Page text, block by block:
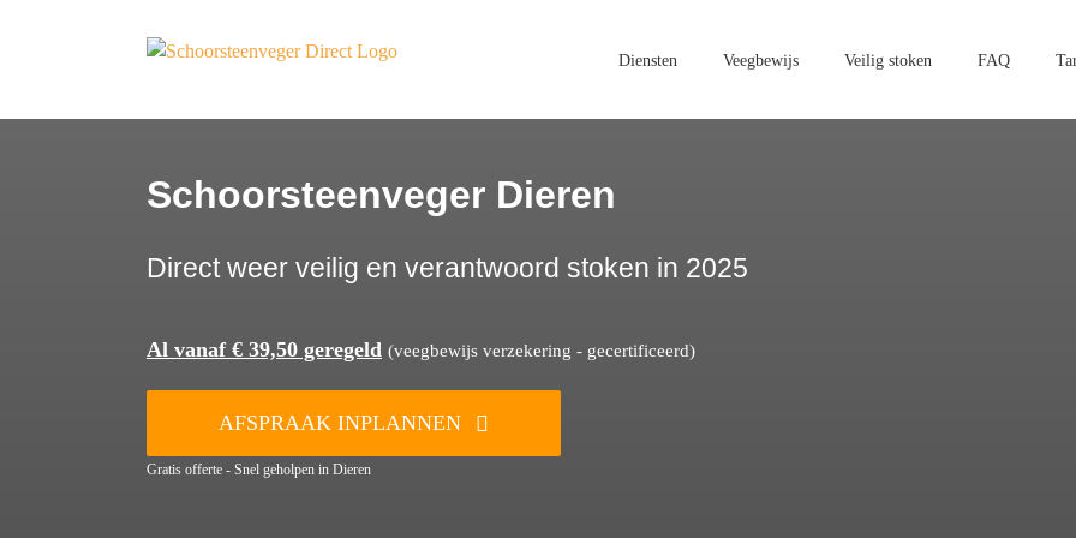
Diensten Veegbewijs Veilig stoken FAQ
Schoorsteenveger Dieren
Direct weer veilig en verantwoord stoken in 2025
Al vanaf € 39,50 geregeld (veegbewijs verzekering - gecertificeerd)
AFSPRAAK INPLANNEN
Gratis offerte - Snel geholpen in Dieren